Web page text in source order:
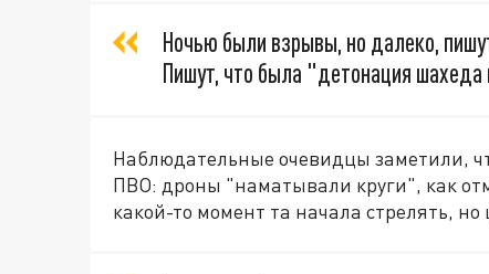
Ночью были взрывы, но далеко,
Пишут, что была "детонация шахеда
Наблюдательные очевидцы заметили,
ПВО: дроны "наматывали круги", как
какой-то момент та начала стрелять, но